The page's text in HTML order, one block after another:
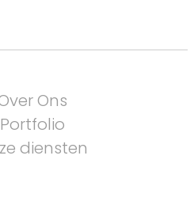
Ons
Portfolio
diensten